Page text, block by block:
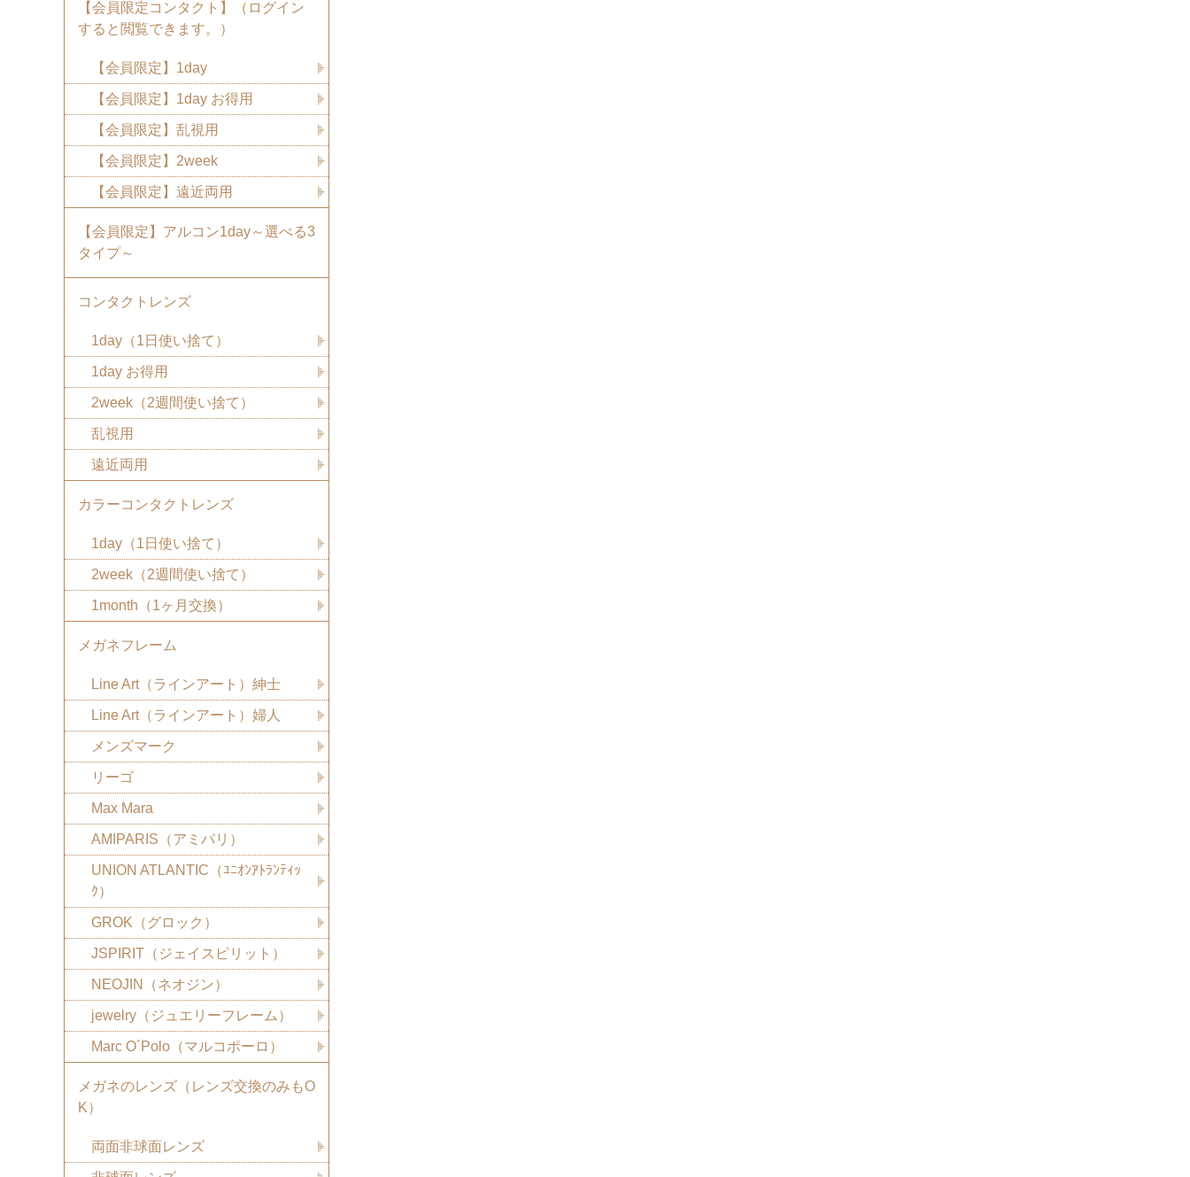
【会員限定コンタクト】（ログイン
すると閲覧できます。）
【会員限定】1day
【会員限定】1day お得用
【会員限定】乱視用
【会員限定】2week
【会員限定】遠近両用
【会員限定】アルコン1day～選べる3
タイプ～
コンタクトレンズ
1day（1日使い捨て）
1day お得用
2week（2週間使い捨て）
乱視用
遠近両用
カラーコンタクトレンズ
1day（1日使い捨て）
2week（2週間使い捨て）
1month（1ヶ月交換）
メガネフレーム
Line Art（ラインアート）紳士
Line Art（ラインアート）婦人
メンズマーク
リーゴ
Max Mara
AMIPARIS（アミパリ）
UNION ATLANTIC（ﾕﾆｵﾝｱﾄﾗﾝﾃｨｯ
ｸ）
GROK（グロック）
JSPIRIT（ジェイスピリット）
NEOJIN（ネオジン）
jewelry（ジュエリーフレーム）
Marc O´Polo（マルコポーロ）
メガネのレンズ（レンズ交換のみもO
K）
両面非球面レンズ